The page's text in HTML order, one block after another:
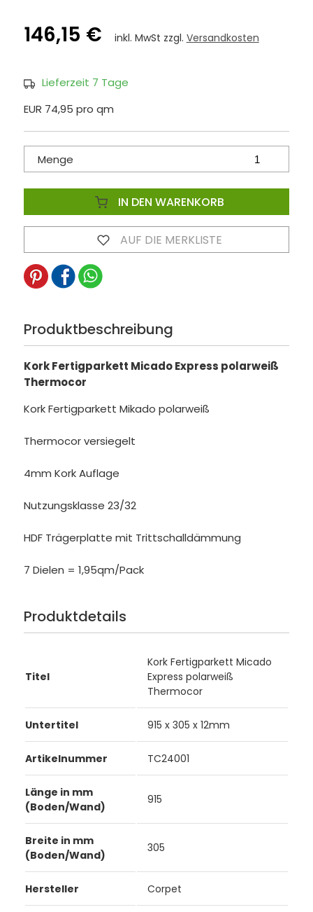
146,15 € inkl. MwSt zzgl. Versandkosten
Lieferzeit 7 Tage
EUR 74,95 pro qm
Menge
IN DEN WARENKORB
AUF DIE MERKLISTE
Produktbeschreibung
Kork Fertigparkett Micado Express polarweiß
Thermocor
Kork Fertigparkett Mikado polarweiß
Thermocor versiegelt
4mm Kork Auflage
Nutzungsklasse 23/32
HDF Trägerplatte mit Trittschalldämmung
7 Dielen = 1,95qm/Pack
Produktdetails
Titel
Kork Fertigparkett Micado
Express polarweiß
Thermocor
Untertitel 915 x 305 x 12mm
Artikelnummer TC24001
Länge in mm
(Boden/Wand)
915
Breite in mm
(Boden/Wand)
305
Hersteller Corpet